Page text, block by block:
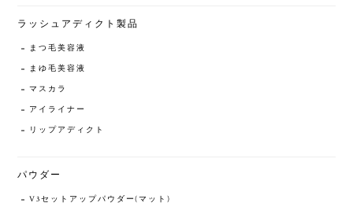
ラッシュアディクト製品
まつ毛美容液
まゆ毛美容液
マスカラ
アイライナー
リップアディクト
パウダー
V3セットアップパウダー(マット)